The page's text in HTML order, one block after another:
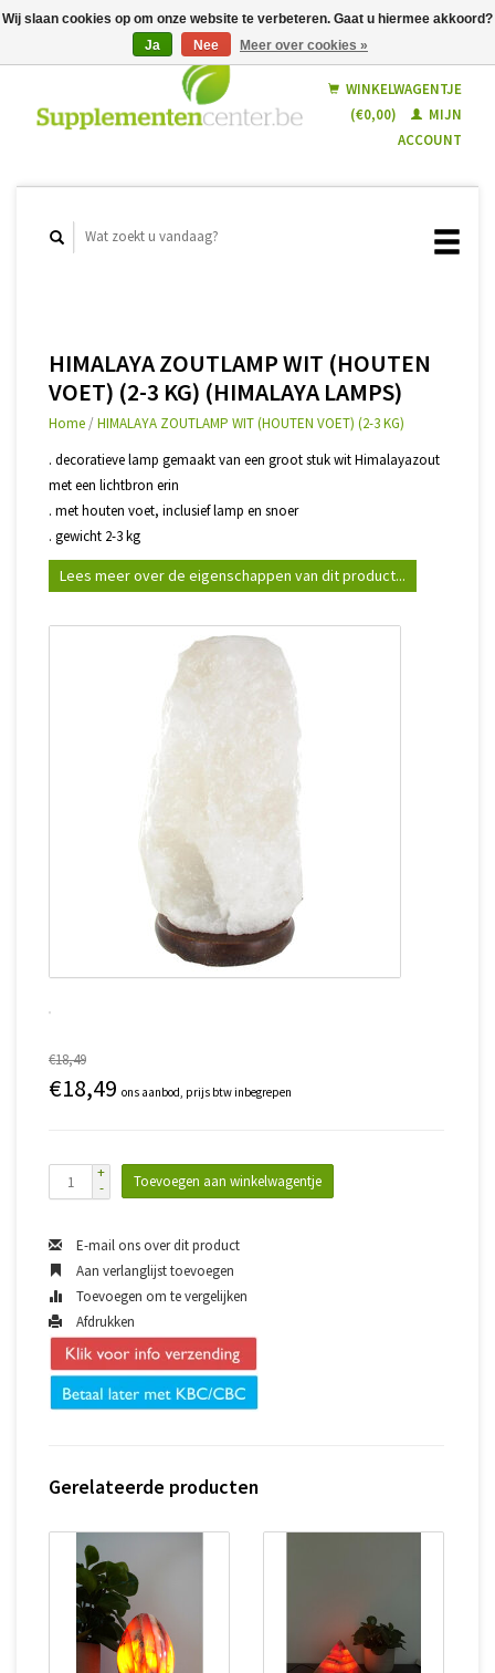
Nederlands
WINKELWAGENTJE
(€0,00)
MIJN
ACCOUNT
HIMALAYA ZOUTLAMP WIT (HOUTEN
VOET) (2-3 KG) (HIMALAYA LAMPS)
Home /HIMALAYA ZOUTLAMP WIT (HOUTEN VOET) (2-3 KG)
. decoratieve lamp gemaakt van een groot stuk wit Himalayazout
met een lichtbron erin
. met houten voet, inclusief lamp en snoer
. gewicht 2-3 kg
Lees meer over de eigenschappen van dit product...
€18,49
€18,49 ons aanbod, prijs btw inbegrepen
+
-
Toevoegen aan winkelwagentje
E-mail ons over dit product
Aan verlanglijst toevoegen
Toevoegen om te vergelijken
Afdrukken
Gerelateerde producten
Wij slaan cookies op om onze website te verbeteren. Gaat u hiermee akkoord?
Ja
Nee Meer over cookies »